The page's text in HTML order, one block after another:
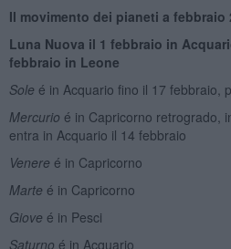
Il movimento dei pianeti a febbraio
Luna Nuova il 1 febbraio in
febbraio in Leone
Sole é in Acquario fino il 17 febbraio,
Mercurio é in Capricorno retrogrado,
entra in Acquario il 14 febbraio
Venere é in Capricorno
Marte é in Capricorno
Giove é in Pesci
Saturno é in Acquario